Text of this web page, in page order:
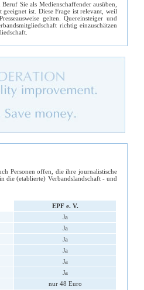
Sie als Medienschaffender ausüben,
ist. Diese Frage ist relevant, weil
gelten. Quereinsteiger und
richtig einzuschätzen
Personen offen, die ihre journalistische
die (etablierte) Verbandslandschaft - und
EPF e. V.
Ja
Ja
Ja
Ja
Ja
Ja
nur 48 Euro